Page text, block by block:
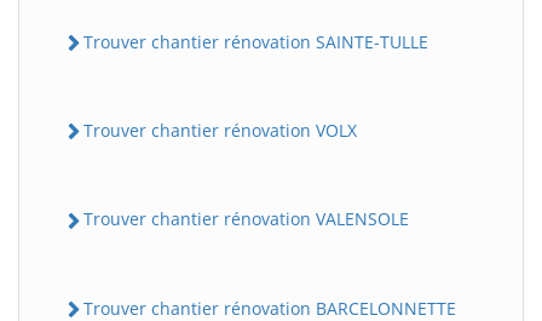
Trouver chantier rénovation SAINTE-TULLE
Trouver chantier rénovation VOLX
Trouver chantier rénovation VALENSOLE
Trouver chantier rénovation BARCELONNETTE